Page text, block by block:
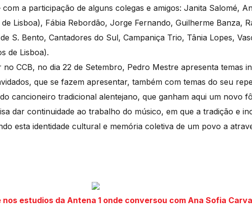
a participação de alguns colegas e amigos: Janita Salomé,
Lisboa), Fábia Rebordão, Jorge Fernando, Guilherme Banza,
S. Bento, Cantadores do Sul, Campaniça Trio, Tânia Lopes,
de Lisboa).
CCB, no dia 22 de Setembro, Pedro Mestre apresenta temas
que se fazem apresentar, também com temas do seu
cancioneiro tradicional alentejano, que ganham aqui um novo
dar continuidade ao trabalho do músico, em que a tradição e
esta identidade cultural e memória coletiva de um povo a
estudios da Antena 1 onde conversou com Ana Sofia